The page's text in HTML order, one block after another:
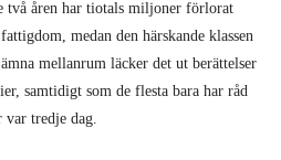
två åren har tiotals miljoner förlorat
medan den härskande klassen
mellanrum läcker det ut berättelser
samtidigt som de flesta bara har råd
tredje dag.